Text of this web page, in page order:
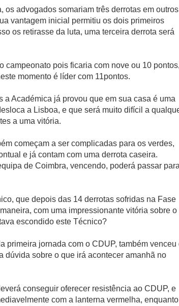
os advogados somariam três derrotas em outros
vantagem inicial permitiu os dois primeiros
os retirasse da luta, uma terceira derrota será
campeonato pois ficaria com nove ou 10 pontos,
momento é líder com 11pontos.
a Académica já provou que em sua casa é uma
a Lisboa, e que será muito difícil a
a uma vitória.
começam a ser complicadas para os verdes,
e já contam com uma derrota caseira.
de Coimbra, vencendo, poderá passar para
que depois das 14 derrotas sofridas na Fase
com uma impressionante vitória sobre o
escondido este Técnico?
primeira jornada com o CDUP, também venceu
dúvida sobre o que irá acontecer amanhã no
conseguir oferecer resistência ao CDUP, e
com a lanterna vermelha, enquanto